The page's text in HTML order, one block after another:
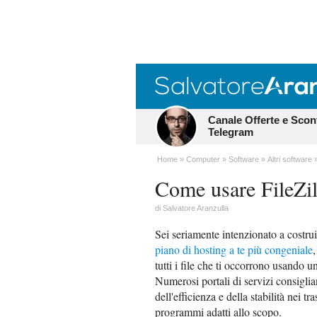
Canale Offerte e
Telegram
Home Computer Software Altri software
Come usare
di Salvatore Aranzulla
Sei seriamente intenzionato a
piano di hosting a te più congeniale
tutti i file che ti occorrono usando
Numerosi portali di servizi
dell'efficienza e della stabilità nei
programmi adatti allo scopo.